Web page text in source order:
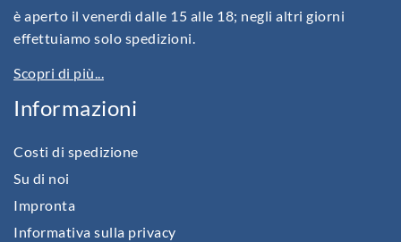
è aperto il venerdì dalle 15 alle 18; negli altri giorni
effettuiamo solo spedizioni.
Scopri di più...
Informazioni
Costi di spedizione
Su di noi
Impronta
Informativa sulla privacy